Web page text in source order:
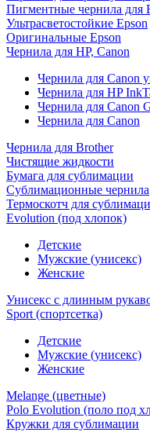
Пигментные чернила для
Ультрасветостойкие Epson
Оригинальные Epson
Чернила для HP, Canon
Чернила для Canon
Чернила для HP
Чернила для Canon
Чернила для Canon
Чернила для Brother
Чистящие жидкости
Бумага для сублимации
Сублимационные чернила
Термоскотч для
Evolution (под хлопок)
Детские
Мужские (унисекс)
Женские
Унисекс с длинным
Sport (спортсетка)
Детские
Мужские (унисекс)
Женские
Melange (цветные)
Polo Evolution (поло под
Кружки для сублимации